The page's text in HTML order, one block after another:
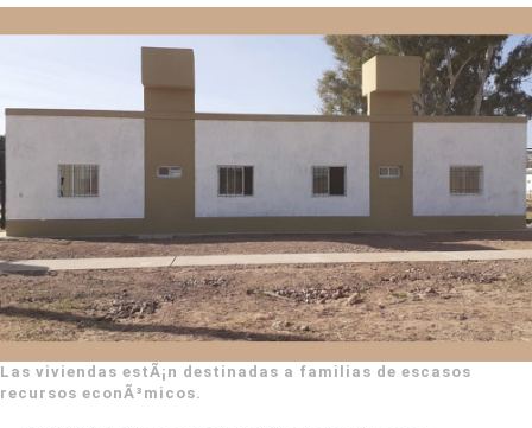
Las viviendas estÃ¡n destinadas a familias de escasos
recursos econÃ³micos.